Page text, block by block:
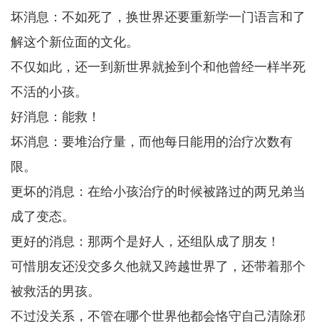
坏消息：不如死了，换世界还要重新学一门语言和了
解这个新位面的文化。
不仅如此，还一到新世界就捡到个和他曾经一样半死
不活的小孩。
好消息：能救！
坏消息：要堆治疗量，而他每日能用的治疗次数有
限。
更坏的消息：在给小孩治疗的时候被路过的两兄弟当
成了变态。
更好的消息：那两个是好人，还组队成了朋友！
可惜朋友还没交多久他就又跨越世界了，还带着那个
被救活的男孩。
不过没关系，不管在哪个世界他都会恪守自己清除邪